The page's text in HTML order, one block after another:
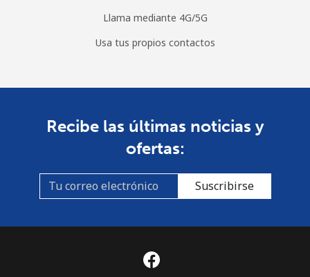
Llama mediante 4G/5G
Usa tus propios contactos
Recibe las últimas noticias y
ofertas:
Suscribirse